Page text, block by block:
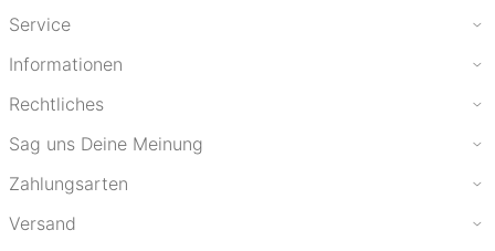
Service
Informationen
Rechtliches
Sag uns Deine Meinung
Zahlungsarten
Versand